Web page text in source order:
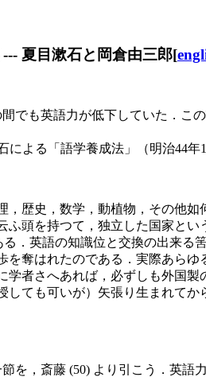
夏目漱石と岡倉由三郎[
も英語力が低下していた．こ
よる「語学養成法」（明治44
歴史，数学，動植物，その他如
頭を持つて，独立した国家と
．英語の知識位と交換の出来る
奪はれたのである．実際あら
者さへあれば，必ずしも外国
ても可いが）矢張り生まれて
，斎藤 (50) より引こう．英語